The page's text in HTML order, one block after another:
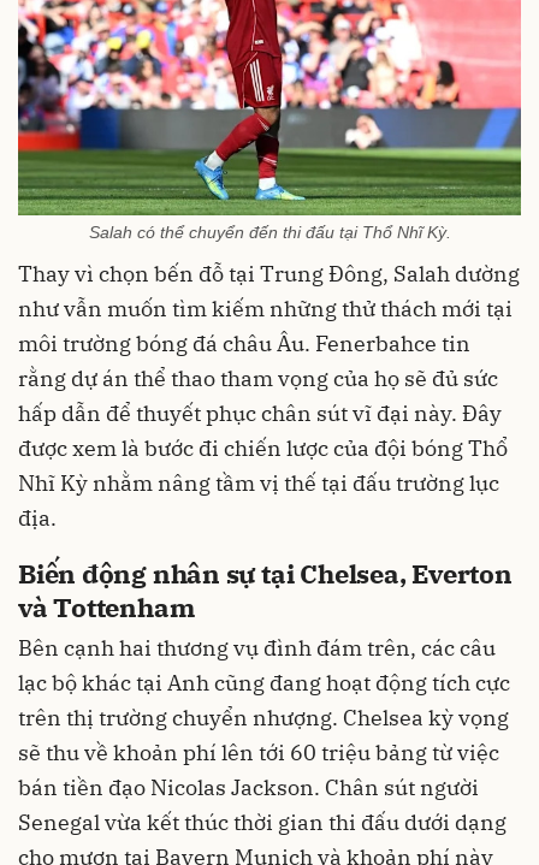
Salah có thể chuyển đến thi đấu tại Thổ Nhĩ Kỳ.
Thay vì chọn bến đỗ tại Trung Đông, Salah dường
như vẫn muốn tìm kiếm những thử thách mới tại
môi trường bóng đá châu Âu. Fenerbahce tin
rằng dự án thể thao tham vọng của họ sẽ đủ sức
hấp dẫn để thuyết phục chân sút vĩ đại này. Đây
được xem là bước đi chiến lược của đội bóng Thổ
Nhĩ Kỳ nhằm nâng tầm vị thế tại đấu trường lục
địa.
Biến động nhân sự tại Chelsea, Everton
và Tottenham
Bên cạnh hai thương vụ đình đám trên, các câu
lạc bộ khác tại Anh cũng đang hoạt động tích cực
trên thị trường chuyển nhượng. Chelsea kỳ vọng
sẽ thu về khoản phí lên tới 60 triệu bảng từ việc
bán tiền đạo Nicolas Jackson. Chân sút người
Senegal vừa kết thúc thời gian thi đấu dưới dạng
cho mượn tại Bayern Munich và khoản phí này